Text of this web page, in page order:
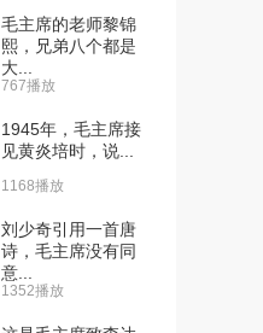
毛主席的老师黎锦
熙，兄弟八个都是
大...
767播放
1945年，毛主席接
见黄炎培时，说...
1168播放
刘少奇引用一首唐
诗，毛主席没有同
意...
1352播放